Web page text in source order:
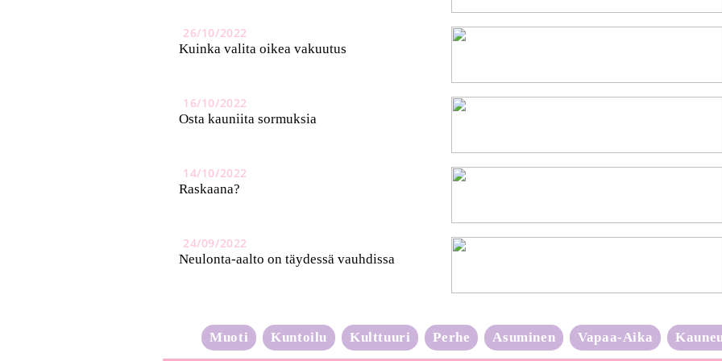
26/10/2022
Kuinka valita oikea vakuutus
16/10/2022
Osta kauniita sormuksia
14/10/2022
Raskaana?
24/09/2022
Neulonta-aalto on täydessä vauhdissa
Muoti Kuntoilu Kulttuuri Perhe Asuminen Vapaa-Aika